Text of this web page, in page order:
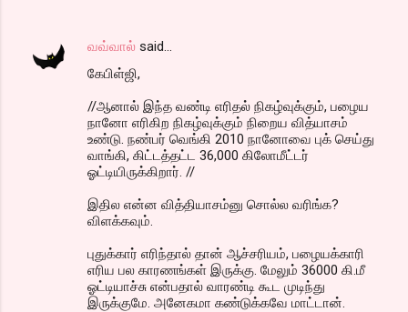
வவ்வால் said…
கேபிள்ஜி,
//ஆனால் இந்த வண்டி எரிதல் நிகழ்வுக்கும், பழைய
நானோ எரிகிற நிகழ்வுக்கும் நிறைய வித்யாசம்
உண்டு. நண்பர் வெங்கி 2010 நானோவை புக் செய்து
வாங்கி, கிட்டத்தட்ட 36,000 கிலோமீட்டர்
ஓட்டியிருக்கிறார். //
இதில என்ன வித்தியாசம்னு சொல்ல வரிங்க?
விளக்கவும்.
புதுக்கார் எரிந்தால் தான் ஆச்சரியம், பழையக்காரி
எரிய பல காரணங்கள் இருக்கு. மேலும் 36000 கி.மீ
ஓட்டியாச்சு என்பதால் வாரண்டி கூட முடிந்து
இருக்குமே. அனேகமா கண்டுக்கவே மாட்டான்.